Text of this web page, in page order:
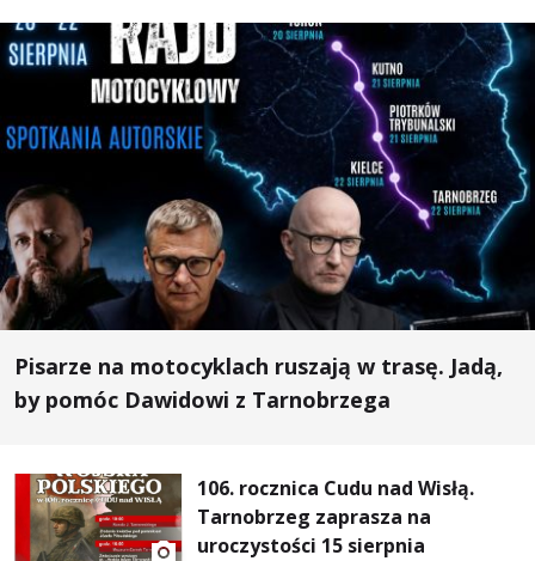
Pisarze na motocyklach ruszają w trasę. Jadą,
by pomóc Dawidowi z Tarnobrzega
106. rocznica Cudu nad Wisłą.
Tarnobrzeg zaprasza na
uroczystości 15 sierpnia